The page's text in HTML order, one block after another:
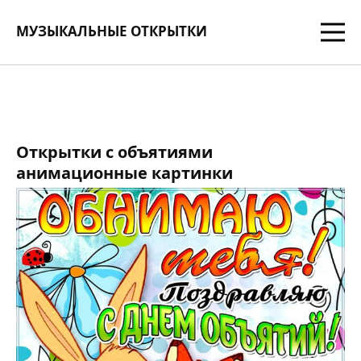
МУЗЫКАЛЬНЫЕ ОТКРЫТКИ
Открытки с объятиями
анимационные картинки